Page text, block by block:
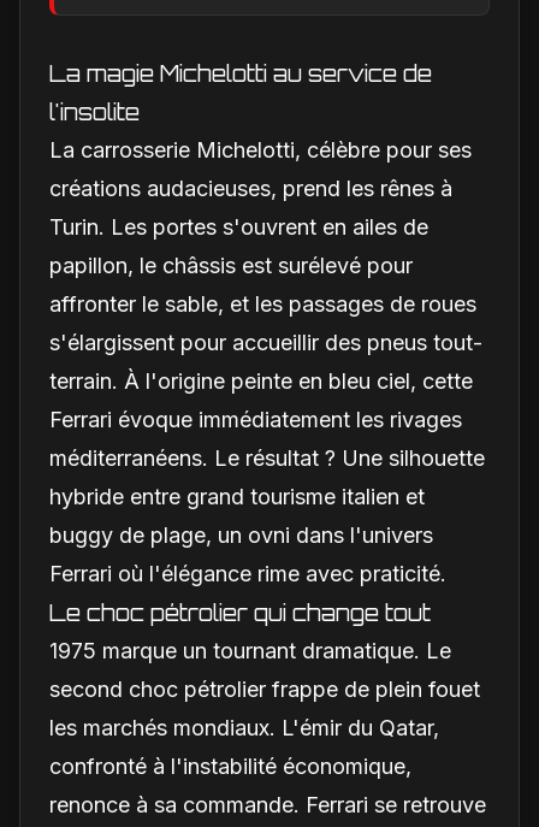
La magie Michelotti au service de
l'insolite
La carrosserie Michelotti, célèbre pour ses
créations audacieuses, prend les rênes à
Turin. Les portes s'ouvrent en ailes de
papillon, le châssis est surélevé pour
affronter le sable, et les passages de roues
s'élargissent pour accueillir des pneus tout-
terrain. À l'origine peinte en bleu ciel, cette
Ferrari évoque immédiatement les rivages
méditerranéens. Le résultat ? Une silhouette
hybride entre grand tourisme italien et
buggy de plage, un ovni dans l'univers
Ferrari où l'élégance rime avec praticité.
Le choc pétrolier qui change tout
1975 marque un tournant dramatique. Le
second choc pétrolier frappe de plein fouet
les marchés mondiaux. L'émir du Qatar,
confronté à l'instabilité économique,
renonce à sa commande. Ferrari se retrouve